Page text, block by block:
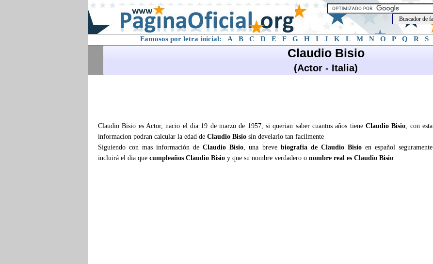
Famosos por letra inicial: A B C D E F G H I J K L M N O P Q R S
Claudio Bisio
(Actor - Italia)
Claudio Bisio es Actor, nacio el dia 19 de marzo de 1957, si querian saber cuantos años tiene Claudio Bisio, con esta
informacion podran calcular la edad de Claudio Bisio sin develarlo tan facilmente
Siguiendo con mas información deClaudio Bisio, una breve biografia de Claudio Bisioen español seguramente
incluirá el dia que cumpleaños Claudio Bisio y que su nombre verdadero o nombre real es Claudio Bisio